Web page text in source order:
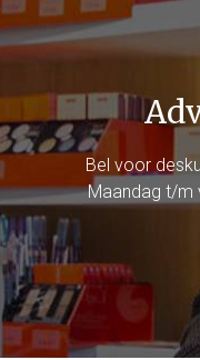
Bel voor
Maandag t/m